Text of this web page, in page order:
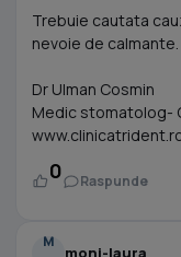
Trebuie cautata
nevoie de calmante.
Dr Ulman Cosmin
Medic stomatolog-
0 Raspunde
M
moni-laura